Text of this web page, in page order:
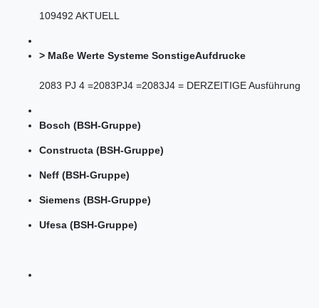
109492 AKTUELL
> Maße Werte Systeme SonstigeAufdrucke
2083 PJ 4 =2083PJ4 =2083J4 = DERZEITIGE Ausführung
Bosch (BSH-Gruppe)
Constructa (BSH-Gruppe)
Neff (BSH-Gruppe)
Siemens (BSH-Gruppe)
Ufesa (BSH-Gruppe)